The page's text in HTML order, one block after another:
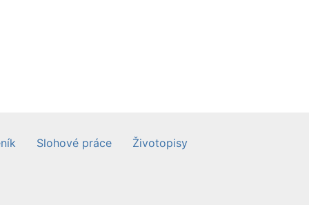
Slohové práce Životopisy